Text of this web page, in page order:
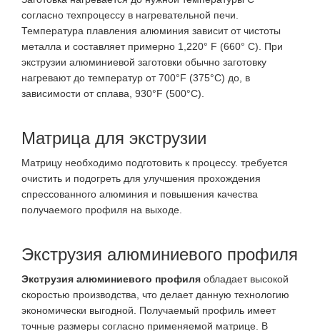
согласно техпроцессу в нагревательной печи.
Температура плавления алюминия зависит от чистоты
металла и составляет примерно 1,220° F (660° C). При
экструзии алюминиевой заготовки обычно заготовку
нагревают до температур от 700°F (375°C) до, в
зависимости от сплава, 930°F (500°C).
Матрица для экструзии
Матрицу необходимо подготовить к процессу. требуется
очистить и подогреть для улучшения прохождения
спрессованного алюминия и повышения качества
получаемого профиля на выходе.
Экструзия алюминиевого профиля
Экструзия алюминиевого профиля обладает высокой
скоростью производства, что делает данную технологию
экономически выгодной. Получаемый профиль имеет
точные размеры согласно применяемой матрице. В